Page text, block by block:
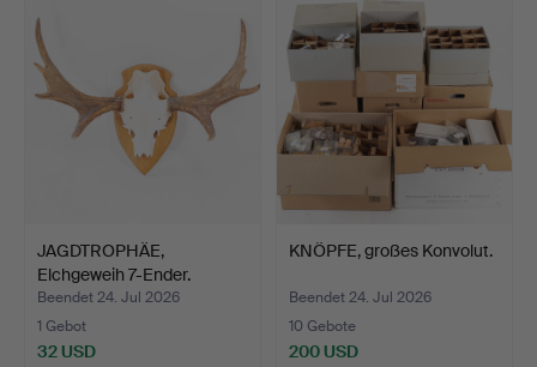
JAGDTROPHÄE,
Elchgeweih 7-Ender.
Beendet 24. Jul 2026
1 Gebot
32 USD
KNÖPFE, großes Konvolut.
Beendet 24. Jul 2026
10 Gebote
200 USD